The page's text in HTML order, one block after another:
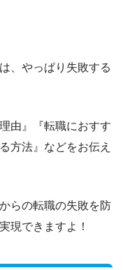
、やっぱり失敗する
由』
『転職におすす
方法』 などをお伝え
らの転職の失敗を防
現できますよ！